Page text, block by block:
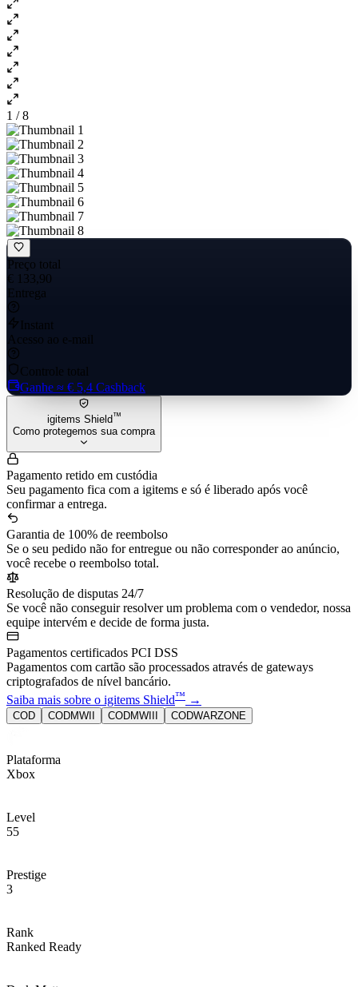
1 / 8
Preço total
€ 133,90
Entrega
Instant
Acesso ao e-mail
Controle total
Ganhe ≈ € 5,4 Cashback
igitems Shield™
Como protegemos sua compra
Pagamento retido em custódia
Seu pagamento fica com a igitems e só é liberado após você
confirmar a entrega.
Garantia de 100% de reembolso
Se o seu pedido não for entregue ou não corresponder ao anúncio,
você recebe o reembolso total.
Resolução de disputas 24/7
Se você não conseguir resolver um problema com o vendedor, nossa
equipe intervém e decide de forma justa.
Pagamentos certificados PCI DSS
Pagamentos com cartão são processados através de gateways
criptografados de nível bancário.
Saiba mais sobre o igitems Shield™ →
COD CODMWII CODMWIII CODWARZONE
Plataforma
Xbox
Level
55
Prestige
3
Rank
Ranked Ready